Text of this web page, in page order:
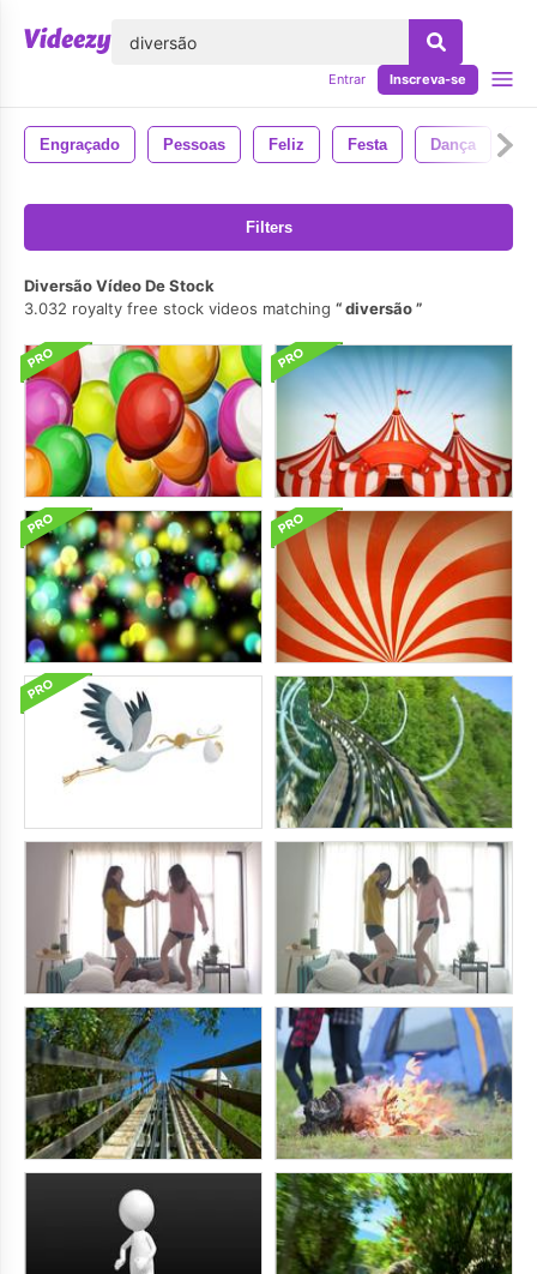
Entrar Inscreva-se
Engraçado Pessoas Feliz Festa Dança
Filters
Diversão Vídeo De Stock
3.032 royalty free stock videos matching
diversão